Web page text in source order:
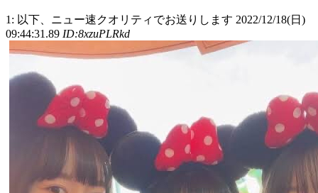
1: 以下、ニュー速クオリティでお送りします 2022/12/18(日)
09:44:31.89 ID:8xzuPLRkd